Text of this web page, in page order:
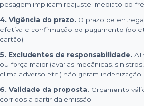
pesagem implicam reajuste imediato do
4. Vigência do prazo. O prazo de
efetiva e confirmação do pagamento
cartão).
5. Excludentes de responsabilidade.
ou força maior (avarias mecânicas,
clima adverso etc.) não geram indenização.
6. Validade da proposta. Orçamento
corridos a partir da emissão.